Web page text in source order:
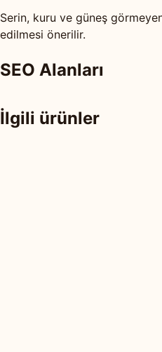
Serin, kuru ve güneş
edilmesi önerilir.
SEO Alanları
İlgili ürünler